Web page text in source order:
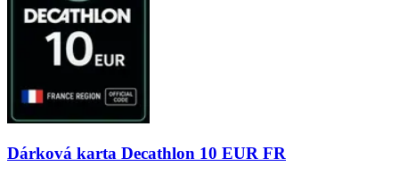
Dárková karta Decathlon 10 EUR FR